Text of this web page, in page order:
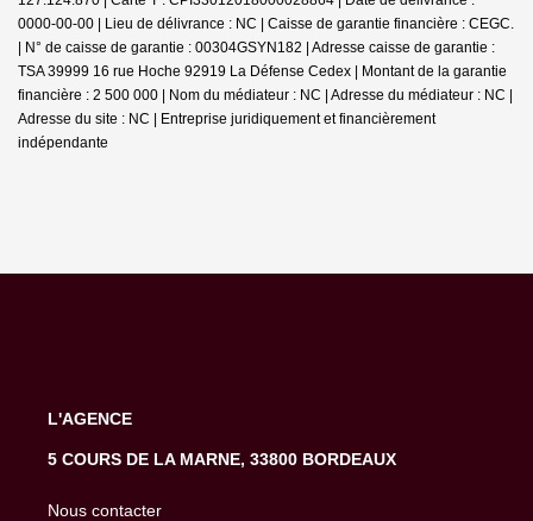
0000-00-00 | Lieu de délivrance : NC | Caisse de garantie financière : CEGC.
| N° de caisse de garantie : 00304GSYN182 | Adresse caisse de garantie :
TSA 39999 16 rue Hoche 92919 La Défense Cedex | Montant de la garantie
financière : 2 500 000 | Nom du médiateur : NC | Adresse du médiateur : NC |
Adresse du site : NC | Entreprise juridiquement et financièrement
indépendante
L'AGENCE
5 COURS DE LA MARNE, 33800 BORDEAUX
Nous contacter